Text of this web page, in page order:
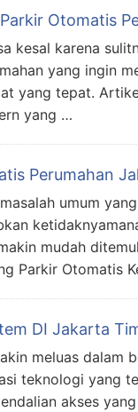
Otomatis
kesal karena
yang ingin
yang tepat.
yang …
Perumahan
umum
mudah
Parkir Otomatis
DI Jakarta
meluas dalam
teknologi yang
akses